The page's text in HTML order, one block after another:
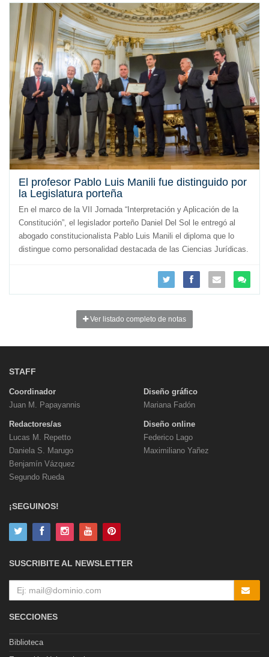
El profesor Pablo Luis Manili fue distinguido por
la Legislatura porteña
En el marco de la VII Jornada “Interpretación y Aplicación de la
Constitución”, el legislador porteño Daniel Del Sol le entregó al
abogado constitucionalista Pablo Luis Manili el diploma que lo
distingue como personalidad destacada de las Ciencias Jurídicas.
Ver listado completo de notas
STAFF
Coordinador
Juan M. Papayannis
Redactores/as
Lucas M. Repetto
Daniela S. Marugo
Benjamín Vázquez
Segundo Rueda
Diseño gráfico
Mariana Fadón
Diseño online
Federico Lago
Maximiliano Yañez
¡SEGUINOS!
SUSCRIBITE AL NEWSLETTER
SECCIONES
Biblioteca